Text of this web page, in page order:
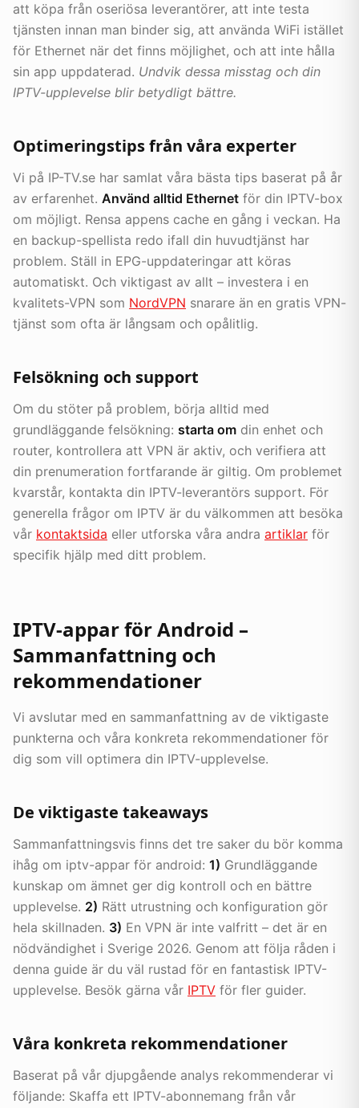
att köpa från oseriösa leverantörer, att inte testa
tjänsten innan man binder sig, att använda WiFi istället
för Ethernet när det finns möjlighet, och att inte hålla
sin app uppdaterad. Undvik dessa misstag och din
IPTV-upplevelse blir betydligt bättre.
Optimeringstips från våra experter
Vi på IP-TV.se har samlat våra bästa tips baserat på år
av erfarenhet. Använd alltid Ethernet för din IPTV-box
om möjligt. Rensa appens cache en gång i veckan. Ha
en backup-spellista redo ifall din huvudtjänst har
problem. Ställ in EPG-uppdateringar att köras
automatiskt. Och viktigast av allt – investera i en
kvalitets-VPN som NordVPN snarare än en gratis VPN-
tjänst som ofta är långsam och opålitlig.
Felsökning och support
Om du stöter på problem, börja alltid med
grundläggande felsökning: starta om din enhet och
router, kontrollera att VPN är aktiv, och verifiera att
din prenumeration fortfarande är giltig. Om problemet
kvarstår, kontakta din IPTV-leverantörs support. För
generella frågor om IPTV är du välkommen att besöka
vår kontaktsida eller utforska våra andra artiklar för
specifik hjälp med ditt problem.
IPTV-appar för Android –
Sammanfattning och
rekommendationer
Vi avslutar med en sammanfattning av de viktigaste
punkterna och våra konkreta rekommendationer för
dig som vill optimera din IPTV-upplevelse.
De viktigaste takeaways
Sammanfattningsvis finns det tre saker du bör komma
ihåg om iptv-appar för android: 1) Grundläggande
kunskap om ämnet ger dig kontroll och en bättre
upplevelse. 2) Rätt utrustning och konfiguration gör
hela skillnaden. 3) En VPN är inte valfritt – det är en
nödvändighet i Sverige 2026. Genom att följa råden i
denna guide är du väl rustad för en fantastisk IPTV-
upplevelse. Besök gärna vår IPTV för fler guider.
Våra konkreta rekommendationer
Baserat på vår djupgående analys rekommenderar vi
följande: Skaffa ett IPTV-abonnemang från vår